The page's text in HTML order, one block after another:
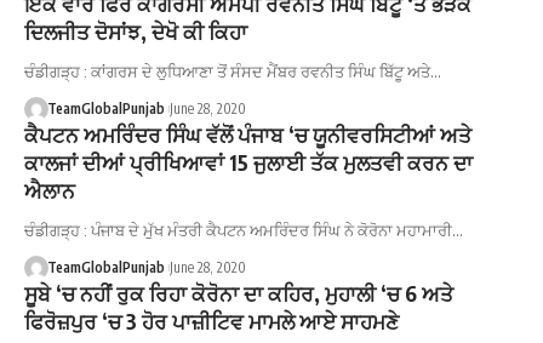
ਦਿਲਜੀਤ ਦੋਸਾਂਝ, ਦੇਖੋ ਕੀ ਕਿਹਾ
ਚੰਡੀਗੜ੍ਹ : ਕਾਂਗਰਸ ਦੇ ਲੁਧਿਆਣਾ ਤੋਂ ਸੰਸਦ ਮੈਂਬਰ ਰਵਨੀਤ ਸਿੰਘ ਬਿੱਟੂ ਅਤੇ…
TeamGlobalPunjab June 28, 2020
ਕੈਪਟਨ ਅਮਰਿੰਦਰ ਸਿੰਘ ਵੱਲੋਂ ਪੰਜਾਬ ‘ਚ ਯੂਨੀਵਰਸਿਟੀਆਂ ਅਤੇ
ਕਾਲਜਾਂ ਦੀਆਂ ਪ੍ਰੀਖਿਆਵਾਂ 15 ਜੁਲਾਈ ਤੱਕ ਮੁਲਤਵੀ ਕਰਨ ਦਾ
ਐਲਾਨ
ਚੰਡੀਗੜ੍ਹ : ਪੰਜਾਬ ਦੇ ਮੁੱਖ ਮੰਤਰੀ ਕੈਪਟਨ ਅਮਰਿੰਦਰ ਸਿੰਘ ਨੇ ਕੋਰੋਨਾ ਮਹਾਮਾਰੀ…
TeamGlobalPunjab June 28, 2020
ਸੂਬੇ ‘ਚ ਨਹੀਂ ਰੁਕ ਰਿਹਾ ਕੋਰੋਨਾ ਦਾ ਕਹਿਰ, ਮੁਹਾਲੀ ‘ਚ 6 ਅਤੇ
ਫਿਰੋਜ਼ਪੁਰ ‘ਚ 3 ਹੋਰ ਪਾਜ਼ੀਟਿਵ ਮਾਮਲੇ ਆਏ ਸਾਹਮਣੇ